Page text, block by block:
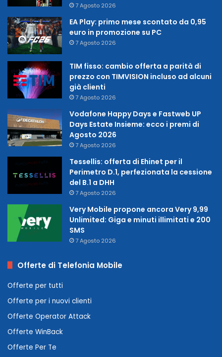
7 Agosto 2026
EA Play: primo mese scontato da 0,95
euro in promozione su PC
7 Agosto 2026
TIM fisso: cambio offerta a parità di
prezzo con TIMVISION incluso ad alcuni
già clienti
7 Agosto 2026
Vodafone Happy Days e Fastweb UP
Days Estate Insieme: ecco i premi di
Agosto 2026
7 Agosto 2026
Tessellis: offerta di Ehinet per il
Perimetro D.1, perfezionata la cessione
del B.1 a DHH
7 Agosto 2026
Very Mobile propone ancora Very 9,99
Unlimited: Giga e minuti illimitati e 200
SMS
7 Agosto 2026
Offerte di Telefonia Mobile
Offerte per tutti
Offerte per i nuovi clienti
Offerte Operator Attack
Offerte WinBack
Offerte Per Te